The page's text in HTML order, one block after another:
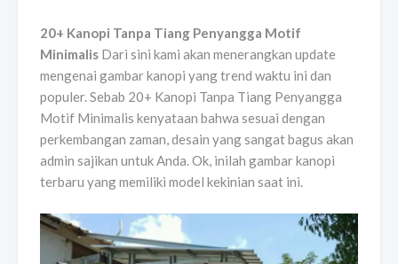
20+ Kanopi Tanpa Tiang Penyangga Motif
Minimalis Dari sini kami akan menerangkan update
mengenai gambar kanopi yang trend waktu ini dan
populer. Sebab 20+ Kanopi Tanpa Tiang Penyangga
Motif Minimalis kenyataan bahwa sesuai dengan
perkembangan zaman, desain yang sangat bagus akan
admin sajikan untuk Anda. Ok, inilah gambar kanopi
terbaru yang memiliki model kekinian saat ini.